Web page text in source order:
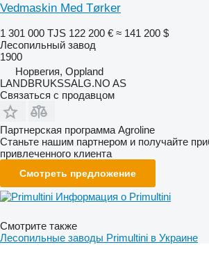
Vedmaskin Med Tørker
1 301 000 TJS 122 200 € ≈ 141 200 $
Лесопильный завод
1900
Норвегия, Oppland
LANDBRUKSSALG.NO AS
Связаться с продавцом
Партнерская программа Agroline
Станьте нашим партнером и получайте
привлеченного клиента
Смотреть предложение
Информация о Primultini
Смотрите также
Лесопильные заводы Primultini в Украине